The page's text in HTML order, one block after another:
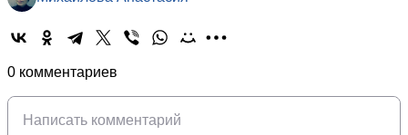
0 комментариев